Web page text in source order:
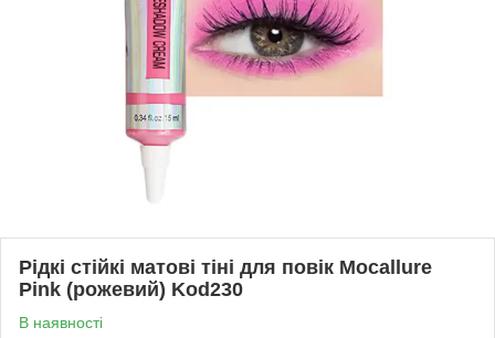
Рідкі стійкі матові тіні для повік Mocallure
Pink (рожевий) Kod230
В наявності